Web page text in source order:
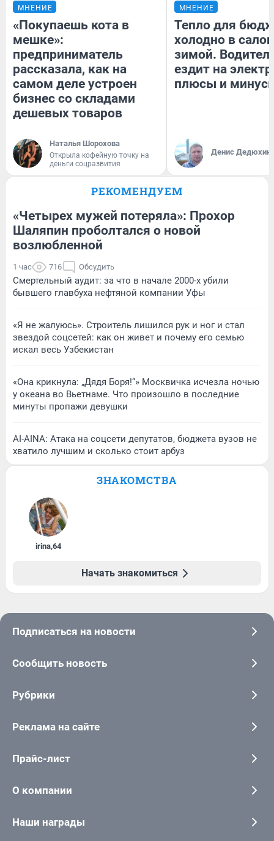
МНЕНИЕ
«Покупаешь кота в
мешке»:
предприниматель
рассказала, как на
самом деле устроен
бизнес со складами
дешевых товаров
Наталья Шорохова
Открыла кофейную точку на
деньги соцразвития
МНЕНИЕ
Тепло для
холодно в
зимой.
ездит на
плюсы и
Денис Дедюхин
РЕКОМЕНДУЕМ
«Четырех мужей потеряла»: Прохор
Шаляпин проболтался о новой
возлюбленной
1 час 716 Обсудить
Смертельный аудит: за что в начале 2000-х убили
бывшего главбуха нефтяной компании Уфы
«Я не жалуюсь». Строитель лишился рук и ног и стал
звездой соцсетей: как он живет и почему его семью
искал весь Узбекистан
«Она крикнула: „Дядя Боря!“» Москвичка исчезла ночью
у океана во Вьетнаме. Что произошло в последние
минуты пропажи девушки
AI-AINA: Атака на соцсети депутатов, бюджета вузов не
хватило лучшим и сколько стоит арбуз
ЗНАКОМСТВА
irina,64
Начать знакомиться
Подписаться на новости
Сообщить новость
Рубрики
Реклама на сайте
Прайс-лист
О компании
Наши награды